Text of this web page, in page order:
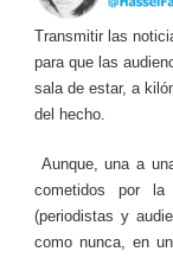
Transmitir las
para que las
sala de estar, a
del hecho.
Aunque, una a
cometidos por la
(periodistas y
como nunca, en